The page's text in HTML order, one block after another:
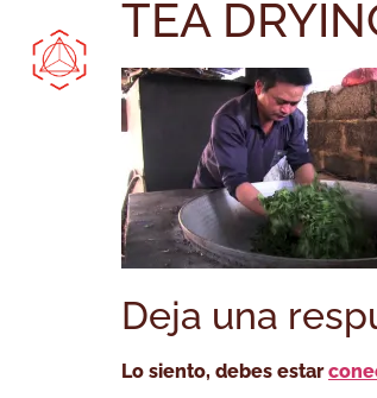
TEA
Deja una
Lo siento, debes estar